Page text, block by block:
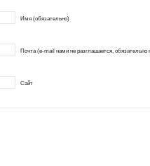
Имя (обязательно)
Почта (e-mail нами не разглашается, обязательно
Сайт